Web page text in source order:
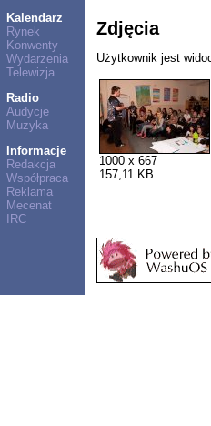
Kalendarz
Rynek
Konwenty
Wydarzenia
Telewizja
Radio
Audycje
Muzyka
Informacje
Redakcja
Współpraca
Reklama
Mecenat
IRC
Zdjęcia
Użytkownik jest
1000 x 667
157,11 KB